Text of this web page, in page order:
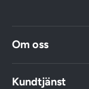
Om oss
Kundtjänst